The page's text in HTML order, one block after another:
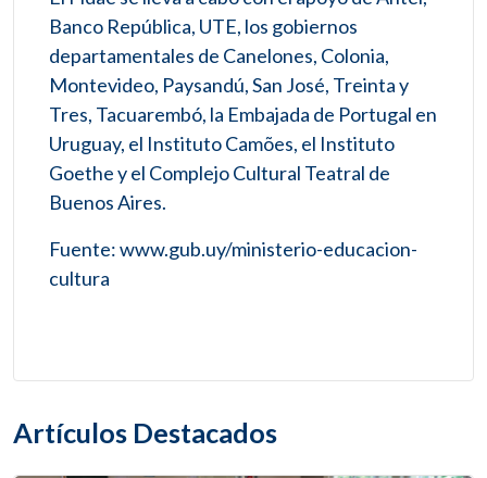
Banco República, UTE, los gobiernos
departamentales de Canelones, Colonia,
Montevideo, Paysandú, San José, Treinta y
Tres, Tacuarembó, la Embajada de Portugal en
Uruguay, el Instituto Camões, el Instituto
Goethe y el Complejo Cultural Teatral de
Buenos Aires.
Fuente: www.gub.uy/ministerio-educacion-
cultura
Artículos Destacados